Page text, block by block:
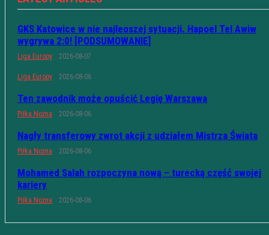
GKS Katowice w nie najleoszej sytuacji. Hapoel Tel Awiw
wygrywa 2:0! [PODSUMOWANIE]
Liga Europy 2026-08-07
Liga Europy 2026-08-06
Ten zawodnik może opuścić Legię Warszawa
Piłka Nożna 2026-08-06
Nagły transferowy zwrot akcji z udziałem Mistrza Świata
Piłka Nożna 2026-08-06
Mohamed Salah rozpoczyna nową – turecką część swojej
kariery
Piłka Nożna 2026-08-06